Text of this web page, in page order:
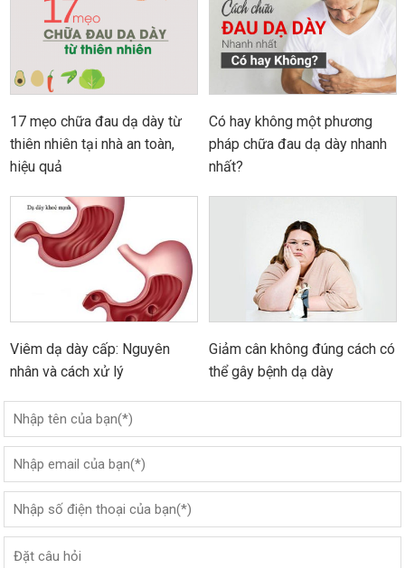
17 mẹo chữa đau dạ dày từ
thiên nhiên tại nhà an toàn,
hiệu quả
Có hay không một phương
pháp chữa đau dạ dày nhanh
nhất?
Viêm dạ dày cấp: Nguyên
nhân và cách xử lý
Giảm cân không đúng cách có
thể gây bệnh dạ dày